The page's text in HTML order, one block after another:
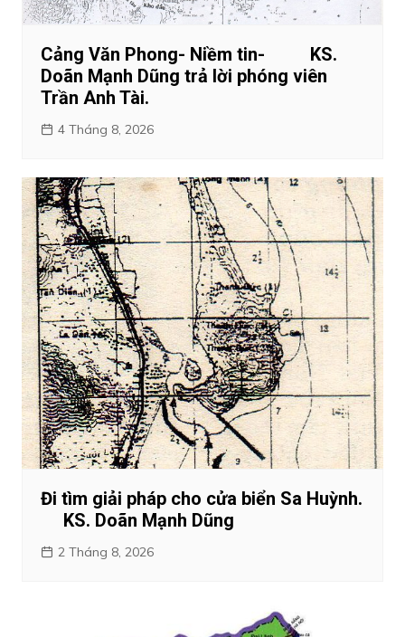
Cảng Văn Phong- Niềm tin- KS.
Doãn Mạnh Dũng trả lời phóng viên
Trần Anh Tài.
4 Tháng 8, 2026
Đi tìm giải pháp cho cửa biển Sa Huỳnh.
KS. Doãn Mạnh Dũng
2 Tháng 8, 2026